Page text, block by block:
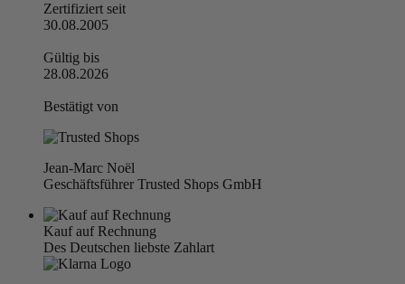
Zertifiziert seit
30.08.2005
Gültig bis
28.08.2026
Bestätigt von
Jean-Marc Noël
Geschäftsführer Trusted Shops GmbH
Kauf auf Rechnung
Des Deutschen liebste Zahlart